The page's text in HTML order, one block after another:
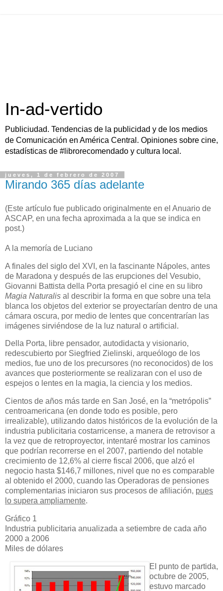
In-ad-vertido
Publiciudad. Tendencias de la publicidad y de los medios
de Comunicación en América Central. Opiniones sobre cine,
estadísticas de #librorecomendado y cultura local.
jueves, 1 de febrero de 2007
Mirando 365 días adelante
(Este artículo fue publicado originalmente en el Anuario de
ASCAP, en una fecha aproximada a la que se indica en
post.)
A la memoría de Luciano
A finales del siglo del XVI, en la fascinante Nápoles, antes
de Maradona y después de las erupciones del Vesubio,
Giovanni Battista della Porta presagió el cine en su libro
Magia Naturalis al describir la forma en que sobre una tela
blanca los objetos del exterior se proyectarían dentro de una
cámara oscura, por medio de lentes que concentrarían las
imágenes sirviéndose de la luz natural o artificial.
Della Porta, libre pensador, autodidacta y visionario,
redescubierto por Siegfried Zielinski, arqueólogo de los
medios, fue uno de los precursores (no reconocidos) de los
avances que posteriormente se realizaran con el uso de
espejos o lentes en la magia, la ciencia y los medios.
Cientos de años más tarde en San José, en la “metrópolis”
centroamericana (en donde todo es posible, pero
irrealizable), utilizando datos históricos de la evolución de la
industria publicitaria costarricense, a manera de retrovisor a
la vez que de retroproyector, intentaré mostrar los caminos
que podrían recorrerse en el 2007, partiendo del notable
crecimiento de 12,6% al cierre fiscal 2006, que alzó el
negocio hasta $146,7 millones, nivel que no es comparable
al obtenido el 2000, cuando las Operadoras de pensiones
complementarias iniciaron sus procesos de afiliación, pues
lo supera ampliamente.
Gráfico 1
Industria publicitaria anualizada a setiembre de cada año
2000 a 2006
Miles de dólares
El punto de partida,
octubre de 2005,
estuvo marcado